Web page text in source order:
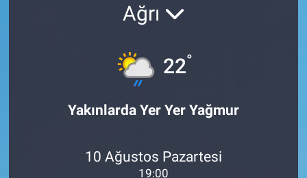
Ağrı
22°
Yakınlarda Yer Yer Yağmur
10 Ağustos Pazartesi
19:00